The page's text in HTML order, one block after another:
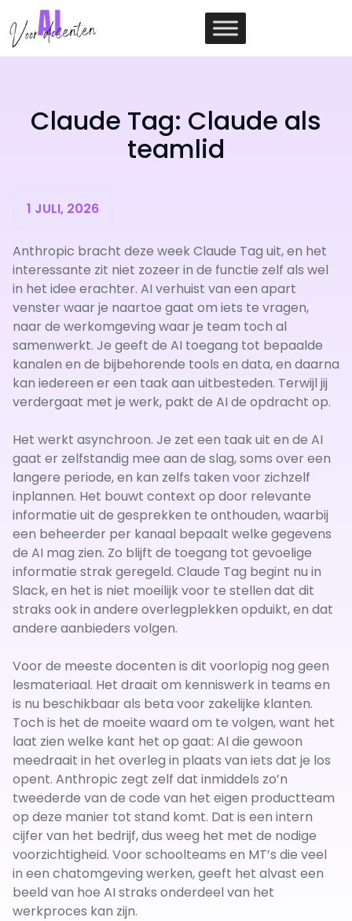
naar
de
Claude Tag: Claude als
teamlid
1 JULI, 2026
Anthropic bracht deze week Claude Tag uit, en het
interessante zit niet zozeer in de functie zelf als wel
in het idee erachter. AI verhuist van een apart
venster waar je naartoe gaat om iets te vragen,
naar de werkomgeving waar je team toch al
samenwerkt. Je geeft de AI toegang tot bepaalde
kanalen en de bijbehorende tools en data, en daarna
kan iedereen er een taak aan uitbesteden. Terwijl jij
verdergaat met je werk, pakt de AI de opdracht op.
Het werkt asynchroon. Je zet een taak uit en de AI
gaat er zelfstandig mee aan de slag, soms over een
langere periode, en kan zelfs taken voor zichzelf
inplannen. Het bouwt context op door relevante
informatie uit de gesprekken te onthouden, waarbij
een beheerder per kanaal bepaalt welke gegevens
de AI mag zien. Zo blijft de toegang tot gevoelige
informatie strak geregeld. Claude Tag begint nu in
Slack, en het is niet moeilijk voor te stellen dat dit
straks ook in andere overlegplekken opduikt, en dat
andere aanbieders volgen.
Voor de meeste docenten is dit voorlopig nog geen
lesmateriaal. Het draait om kenniswerk in teams en
is nu beschikbaar als beta voor zakelijke klanten.
Toch is het de moeite waard om te volgen, want het
laat zien welke kant het op gaat: AI die gewoon
meedraait in het overleg in plaats van iets dat je los
opent. Anthropic zegt zelf dat inmiddels zo’n
tweederde van de code van het eigen productteam
op deze manier tot stand komt. Dat is een intern
cijfer van het bedrijf, dus weeg het met de nodige
voorzichtigheid. Voor schoolteams en MT’s die veel
in een chatomgeving werken, geeft het alvast een
beeld van hoe AI straks onderdeel van het
werkproces kan zijn.